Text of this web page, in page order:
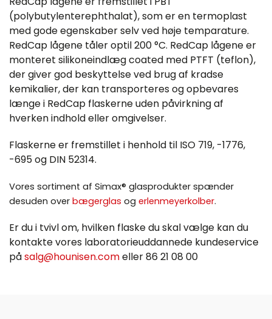
(polybutylenterephthalat), som er en termoplast
med gode egenskaber selv ved høje temparature.
RedCap lågene tåler optil 200 °C. RedCap lågene er
monteret silikoneindlæg coated med PTFT (teflon),
der giver god beskyttelse ved brug af kradse
kemikalier, der kan transporteres og opbevares
længe i RedCap flaskerne uden påvirkning af
hverken indhold eller omgivelser.
Flaskerne er fremstillet i henhold til ISO 719, -1776,
-695 og DIN 52314.
Vores sortiment af Simax® glasprodukter spænder
desuden over bægerglas og erlenmeyerkolber.
Er du i tvivl om, hvilken flaske du skal vælge kan du
kontakte vores laboratorieuddannede kundeservice
påsalg@hounisen.comeller 86 21 08 00